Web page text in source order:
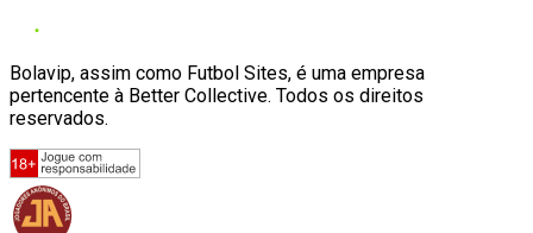
Bolavip, assim como Futbol Sites, é uma empresa
pertencente à Better Collective. Todos os direitos
reservados.